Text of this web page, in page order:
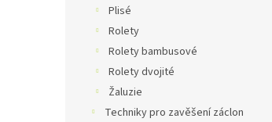
Plisé
Rolety
Rolety bambusové
Rolety dvojité
Žaluzie
Techniky pro zavěšení záclon